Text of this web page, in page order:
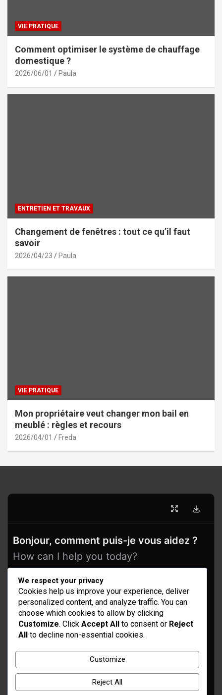
VIE PRATIQUE
Comment optimiser le système de chauffage
domestique ?
2026/06/01 Paula
ENTRETIEN ET TRAVAUX
Changement de fenêtres : tout ce qu’il faut
savoir
2026/04/23 Paula
VIE PRATIQUE
Mon propriétaire veut changer mon bail en
meublé : règles et recours
2026/04/01 Freda
Bonjour, comment puis-je vous aidez ?
How can I help you today?
Idées d’aménagement et déco
Choix d'outillage et de matériaux
We respect your privacy
Cookies help us improve your experience, deliver
personalized content, and analyze traffic. You can
choose which cookies to allow by clicking
Customize. Click Accept All to consent or Reject
All to decline non-essential cookies.
Customize
Reject All